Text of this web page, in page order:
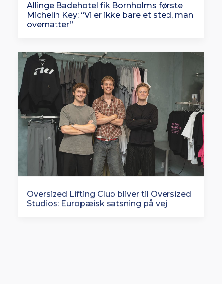
Allinge Badehotel fik Bornholms første
Michelin Key: “Vi er ikke bare et sted, man
overnatter”
Oversized Lifting Club bliver til Oversized
Studios: Europæisk satsning på vej